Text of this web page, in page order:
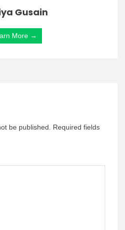
Gusain
More →
be published.
Required fields